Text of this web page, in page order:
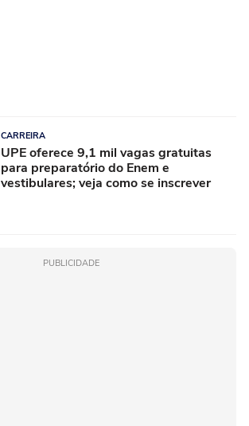
CARREIRA
UPE oferece 9,1 mil vagas gratuitas
para preparatório do Enem e
vestibulares; veja como se inscrever
PUBLICIDADE